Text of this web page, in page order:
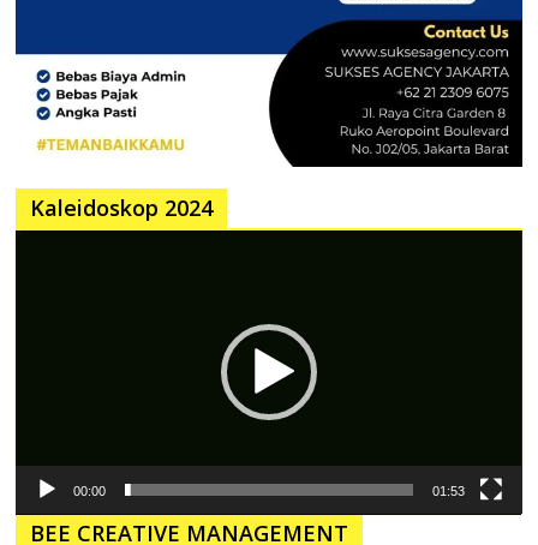
Kaleidoskop 2024
00:00 01:53
BEE CREATIVE MANAGEMENT